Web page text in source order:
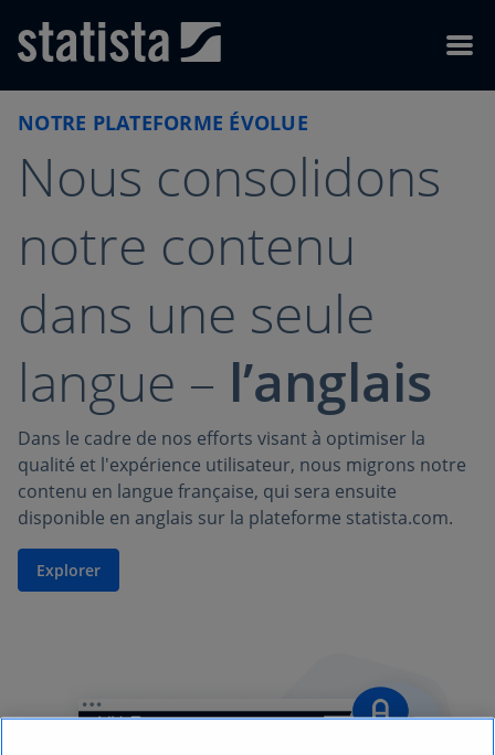
Menu
NOTRE PLATEFORME ÉVOLUE
Nous consolidons
notre contenu
dans une seule
langue – l’anglais
Dans le cadre de nos efforts visant à optimiser la
qualité et l'expérience utilisateur, nous migrons notre
contenu en langue française, qui sera ensuite
disponible en anglais sur la plateforme statista.com.
Explorer